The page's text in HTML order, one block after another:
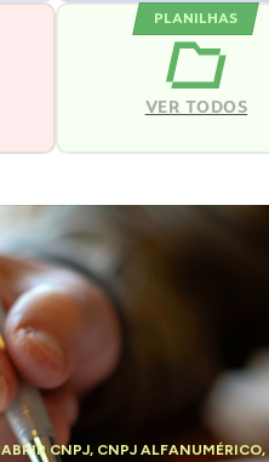
PLANILHAS
VER TODOS
ABRIR CNPJ, CNPJ ALFANUMÉRICO,